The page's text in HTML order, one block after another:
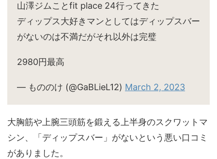
山澤ジムことfit place 24行ってきた
ディップス大好きマンとしてはディップスバー
がないのは不満だがそれ以外は完璧
2980円最高
— もののけ (@GaBLieL12) March 2, 2023
大胸筋や上腕三頭筋を鍛える上半身のスクワットマ
シン、「ディップスバー」がないという悪い口コミ
がありました。